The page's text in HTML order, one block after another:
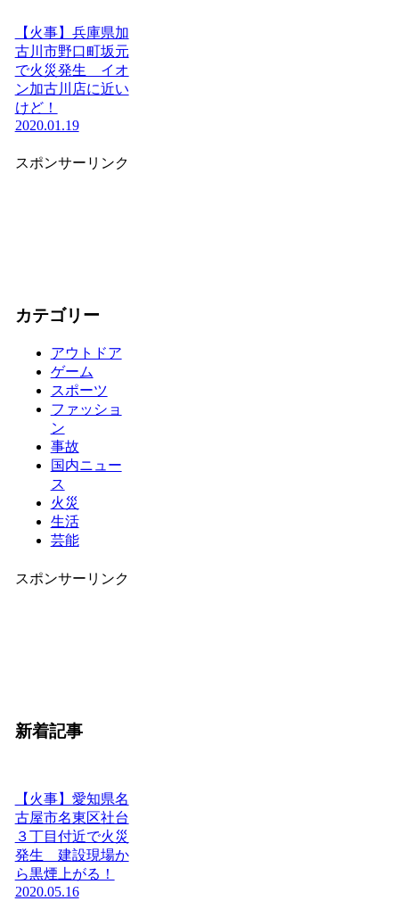
【火事】兵庫県加
古川市野口町坂元
で火災発生 イオ
ン加古川店に近い
けど！
2020.01.19
スポンサーリンク
カテゴリー
アウトドア
ゲーム
スポーツ
ファッショ
ン
事故
国内ニュー
ス
火災
生活
芸能
スポンサーリンク
新着記事
【火事】愛知県名
古屋市名東区社台
３丁目付近で火災
発生 建設現場か
ら黒煙上がる！
2020.05.16